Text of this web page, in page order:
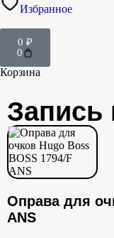
Избранное
0 ₽
0
Корзина
Запись
Оправа для
ANS